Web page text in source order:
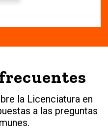
la Licenciatura en
a las preguntas